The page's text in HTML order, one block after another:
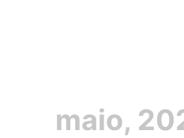
maio,